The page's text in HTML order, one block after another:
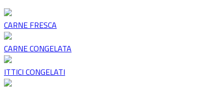
CARNE FRESCA
CARNE CONGELATA
ITTICI CONGELATI